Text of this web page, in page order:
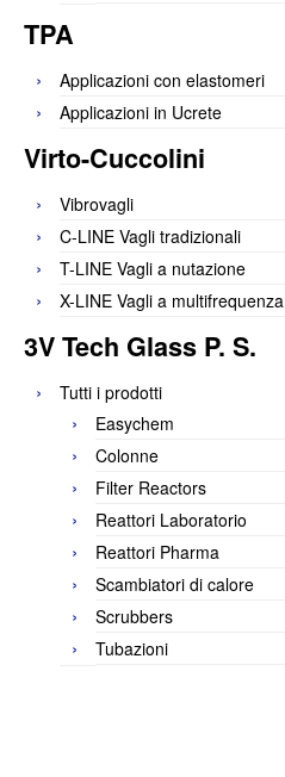
TPA
Applicazioni con elastomeri
Applicazioni in Ucrete
Virto-Cuccolini
Vibrovagli
C-LINE Vagli tradizionali
T-LINE Vagli a nutazione
X-LINE Vagli a multifrequenza
3V Tech Glass P. S.
Tutti i prodotti
Easychem
Colonne
Filter Reactors
Reattori Laboratorio
Reattori Pharma
Scambiatori di calore
Scrubbers
Tubazioni